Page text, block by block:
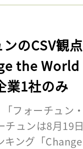
ンのCSV観
the World
業1社のみ
フォーチュン
チュンは8月19
キング「